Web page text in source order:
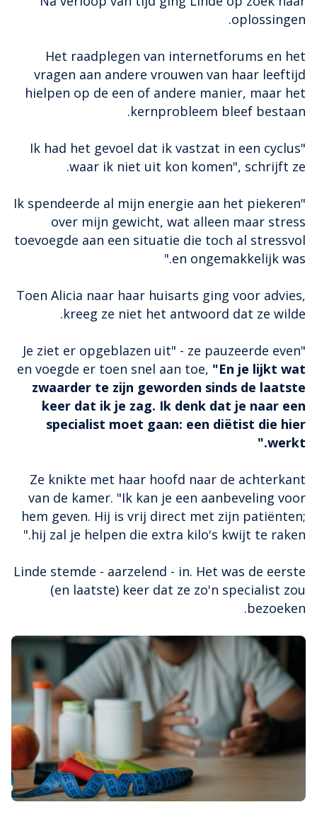
oplossingen.
Het raadplegen van internetforums en het
vragen aan andere vrouwen van haar leeftijd
hielpen op de een of andere manier, maar het
kernprobleem bleef bestaan.
"Ik had het gevoel dat ik vastzat in een cyclus
waar ik niet uit kon komen", schrijft ze.
"Ik spendeerde al mijn energie aan het piekeren
over mijn gewicht, wat alleen maar stress
toevoegde aan een situatie die toch al stressvol
en ongemakkelijk was."
Toen Alicia naar haar huisarts ging voor advies,
kreeg ze niet het antwoord dat ze wilde.
"Je ziet er opgeblazen uit" - ze pauzeerde even
en voegde er toen snel aan toe, "En je lijkt wat
zwaarder te zijn geworden sinds de laatste
keer dat ik je zag. Ik denk dat je naar een
specialist moet gaan: een diëtist die hier
werkt."
Ze knikte met haar hoofd naar de achterkant
van de kamer. "Ik kan je een aanbeveling voor
hem geven. Hij is vrij direct met zijn patiënten;
hij zal je helpen die extra kilo's kwijt te raken."
Linde stemde - aarzelend - in. Het was de eerste
(en laatste) keer dat ze zo'n specialist zou
bezoeken.